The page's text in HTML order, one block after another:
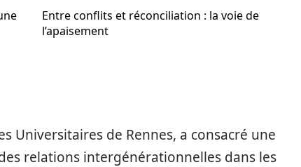
Entre conflits et réconciliation : la voie de
l’apaisement
Universitaires de Rennes, a consacré une
relations intergénérationnelles dans les